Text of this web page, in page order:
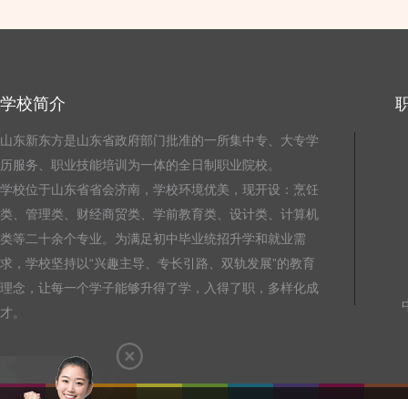
学校简介
山东新东方是山东省政府部门批准的一所集中专、大专学
历服务、职业技能培训为一体的全日制职业院校。
学校位于山东省省会济南，学校环境优美，现开设：烹饪
类、管理类、财经商贸类、学前教育类、设计类、计算机
类等二十余个专业。为满足初中毕业统招升学和就业需
求，学校坚持以“兴趣主导、专长引路、双轨发展”的教育
理念，让每一个学子能够升得了学，入得了职，多样化成
才。